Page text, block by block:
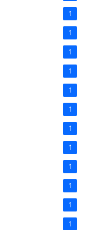
1
1
1
1
1
1
1
1
1
1
1
1